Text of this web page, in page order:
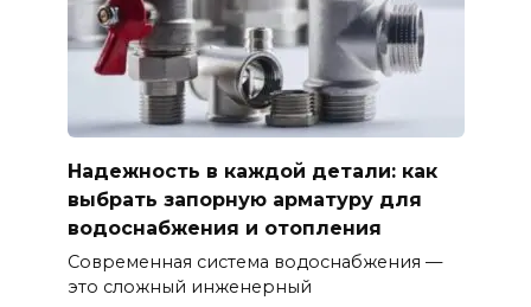
Надежность в каждой детали: как
выбрать запорную арматуру для
водоснабжения и отопления
Современная система водоснабжения —
это сложный инженерный